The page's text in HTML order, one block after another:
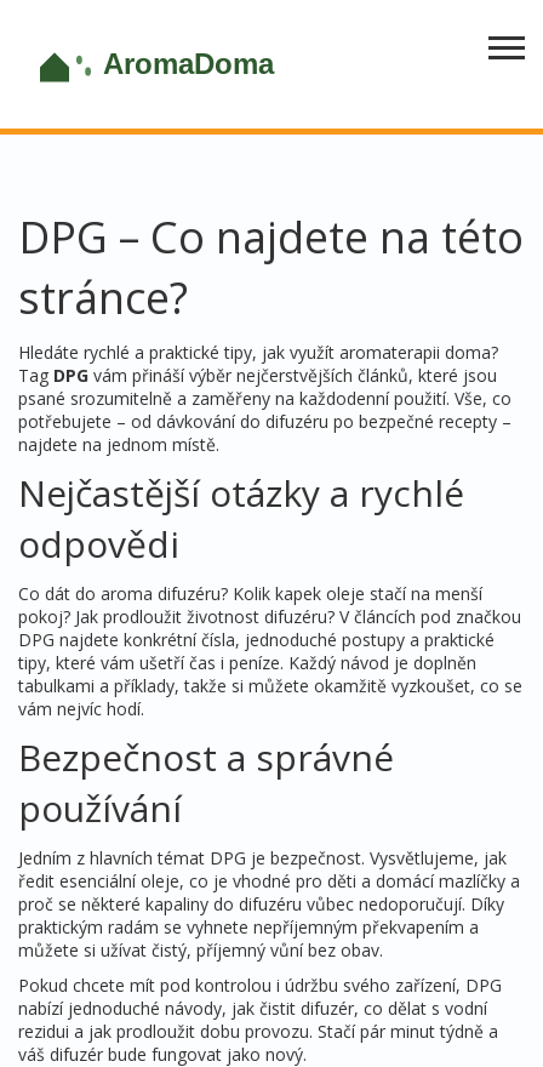
DPG – Co najdete na této
stránce?
Hledáte rychlé a praktické tipy, jak využít aromaterapii doma?
Tag DPG vám přináší výběr nejčerstvějších článků, které jsou
psané srozumitelně a zaměřeny na každodenní použití. Vše, co
potřebujete – od dávkování do difuzéru po bezpečné recepty –
najdete na jednom místě.
Nejčastější otázky a rychlé
odpovědi
Co dát do aroma difuzéru? Kolik kapek oleje stačí na menší
pokoj? Jak prodloužit životnost difuzéru? V článcích pod značkou
DPG najdete konkrétní čísla, jednoduché postupy a praktické
tipy, které vám ušetří čas i peníze. Každý návod je doplněn
tabulkami a příklady, takže si můžete okamžitě vyzkoušet, co se
vám nejvíc hodí.
Bezpečnost a správné
používání
Jedním z hlavních témat DPG je bezpečnost. Vysvětlujeme, jak
ředit esenciální oleje, co je vhodné pro děti a domácí mazlíčky a
proč se některé kapaliny do difuzéru vůbec nedoporučují. Díky
praktickým radám se vyhnete nepříjemným překvapením a
můžete si užívat čistý, příjemný vůní bez obav.
Pokud chcete mít pod kontrolou i údržbu svého zařízení, DPG
nabízí jednoduché návody, jak čistit difuzér, co dělat s vodní
rezidui a jak prodloužit dobu provozu. Stačí pár minut týdně a
váš difuzér bude fungovat jako nový.